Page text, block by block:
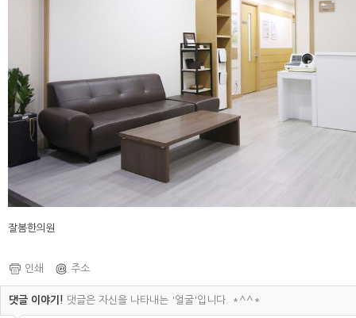
잘봄한의원
인쇄 주소
댓글 이야기! 댓글은 자신을 나타내는 '얼굴'입니다. *^^*